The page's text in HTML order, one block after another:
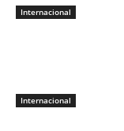
Internacional
Internacional